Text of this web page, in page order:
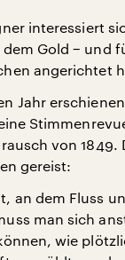
interessiert
Gold − und
angerichtet
Jahr
von 1849.
gereist:
an dem Fluss
man sich
wie